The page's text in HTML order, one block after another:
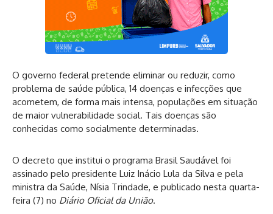
O governo federal pretende eliminar ou reduzir, como
problema de saúde pública, 14 doenças e infecções que
acometem, de forma mais intensa, populações em situação
de maior vulnerabilidade social. Tais doenças são
conhecidas como socialmente determinadas.
O decreto que institui o programa Brasil Saudável foi
assinado pelo presidente Luiz Inácio Lula da Silva e pela
ministra da Saúde, Nísia Trindade, e publicado nesta quarta-
feira (7) no Diário Oficial da União.